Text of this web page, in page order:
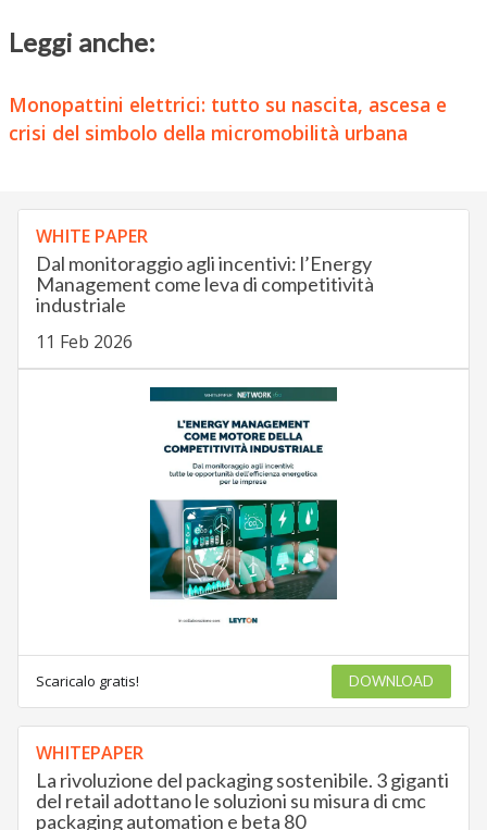
Leggi anche:
Monopattini elettrici: tutto su nascita, ascesa e
crisi del simbolo della micromobilità urbana
WHITE PAPER
Dal monitoraggio agli incentivi: l’Energy
Management come leva di competitività
industriale
11 Feb 2026
Scaricalo gratis! DOWNLOAD
WHITEPAPER
La rivoluzione del packaging sostenibile. 3 giganti
del retail adottano le soluzioni su misura di cmc
packaging automation e beta 80